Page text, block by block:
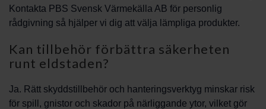
Kontakta PBS Svensk Värmekälla AB för personlig
rådgivning så hjälper vi dig att välja lämpliga produkter.
Kan tillbehör förbättra säkerheten
runt eldstaden?
Ja. Rätt skyddstillbehör och hanteringsverktyg minskar risk
för spill, gnistor och skador på närliggande ytor, vilket gör